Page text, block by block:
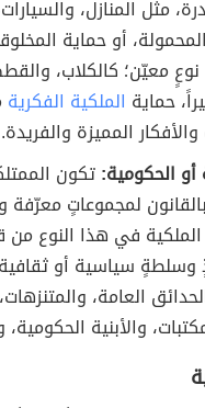
مثل المنازل،
أو حماية
معيّن؛ كالكلاب،
حماية الملكية الفكرية
المميزة والفريدة.
أو الحكومية:تكون
لمجموعاتٍ معرّفة
في هذا النوع
وسلطةٍ سياسية أو
العامة،
والأبنية الحكومية،